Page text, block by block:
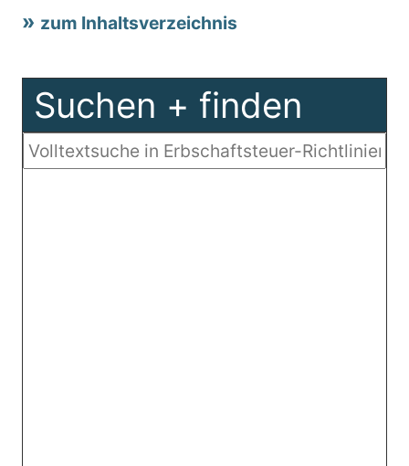
zum Inhaltsverzeichnis
Suchen + finden